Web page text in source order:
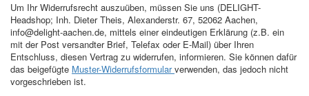
Um Ihr Widerrufsrecht auszuüben, müssen Sie uns (DELIGHT-
Headshop; Inh. Dieter Theis, Alexanderstr. 67, 52062 Aachen,
info@delight-aachen.de, mittels einer eindeutigen Erklärung (z.B. ein
mit der Post versandter Brief, Telefax oder E-Mail) über Ihren
Entschluss, diesen Vertrag zu widerrufen, informieren. Sie können dafür
das beigefügte Muster-Widerrufsformularverwenden, das jedoch nicht
vorgeschrieben ist.